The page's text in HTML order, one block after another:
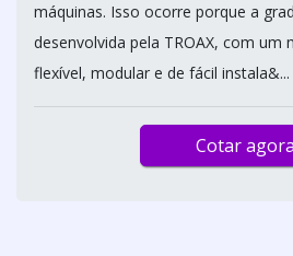
máquinas. Isso ocorre porque a
desenvolvida pela TROAX, com um
flexível, modular e de fácil instala&...
Cotar agora